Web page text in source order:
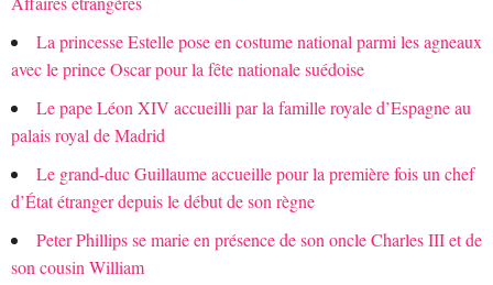
La princesse Estelle pose en costume national parmi les agneaux
avec le prince Oscar pour la fête nationale suédoise
Le pape Léon XIV accueilli par la famille royale d’Espagne au
palais royal de Madrid
Le grand-duc Guillaume accueille pour la première fois un chef
d’État étranger depuis le début de son règne
Peter Phillips se marie en présence de son oncle Charles III et de
son cousin William